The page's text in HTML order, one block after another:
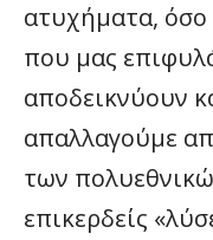
ατυχήματα, όσο
που μας
αποδεικνύουν
απαλλαγούμε
των
επικερδείς